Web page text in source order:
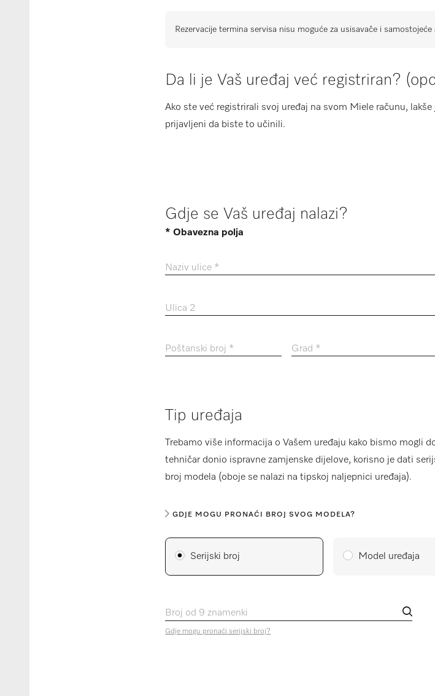
Rezervacije termina servisa nisu moguće za usisavače i
Da li je Vaš uređaj već registriran?
Ako ste već registrirali svoj uređaj na svom Miele računu,
prijavljeni da biste to učinili.
Gdje se Vaš uređaj nalazi?
* Obavezna polja
Naziv ulice *
Ulica 2
Poštanski broj * Grad *
Tip uređaja
Trebamo više informacija o Vašem uređaju kako bismo mogli
tehničar donio ispravne zamjenske dijelove, korisno je dati
broj modela (oboje se nalazi na tipskoj naljepnici uređaja).
GDJE MOGU PRONAĆI BROJ SVOG MODELA?
Serijski broj Model uređaja
Broj od 9 znamenki
Gdje mogu pronaći serijski broj?